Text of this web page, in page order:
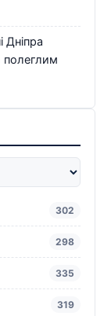
полеглим
302
298
335
319